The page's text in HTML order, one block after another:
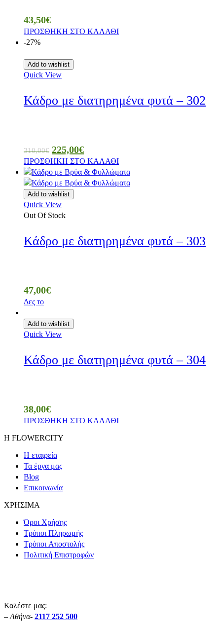
43,50€
ΠΡΟΣΘΗΚΗ ΣΤΟ ΚΑΛΑΘΙ
-27%
Add to wishlist
Quick View
Κάδρο με διατηρημένα φυτά – 302
310,00€ 225,00€
ΠΡΟΣΘΗΚΗ ΣΤΟ ΚΑΛΑΘΙ
Add to wishlist
Quick View
Out Of Stock
Κάδρο με διατηρημένα φυτά – 303
47,00€
Δες το
Add to wishlist
Quick View
Κάδρο με διατηρημένα φυτά – 304
38,00€
ΠΡΟΣΘΗΚΗ ΣΤΟ ΚΑΛΑΘΙ
Η FLOWERCITY
Η εταιρεία
Τα έργα μας
Blog
Επικοινωνία
ΧΡΗΣΙΜΑ
Όροι Χρήσης
Τρόποι Πληρωμής
Τρόποι Aποστολής
Πολιτική Επιστροφών
Καλέστε μας:
– Αθήνα- 2117 252 500